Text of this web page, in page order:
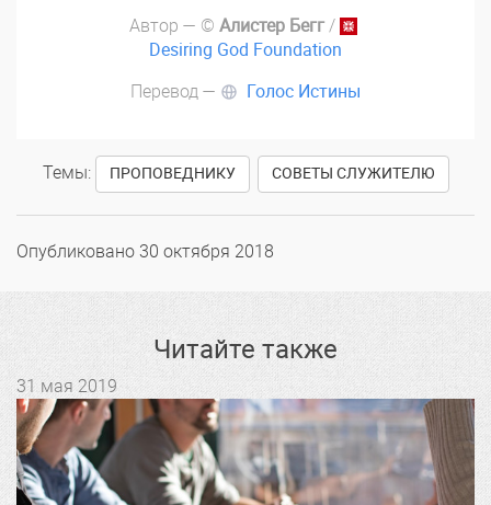
Автор — © Алистер Бегг /
Desiring God Foundation
Перевод —
Голос Истины
Темы: ПРОПОВЕДНИКУ СОВЕТЫ СЛУЖИТЕЛЮ
Опубликовано 30 октября 2018
Читайте также
31 мая 2019